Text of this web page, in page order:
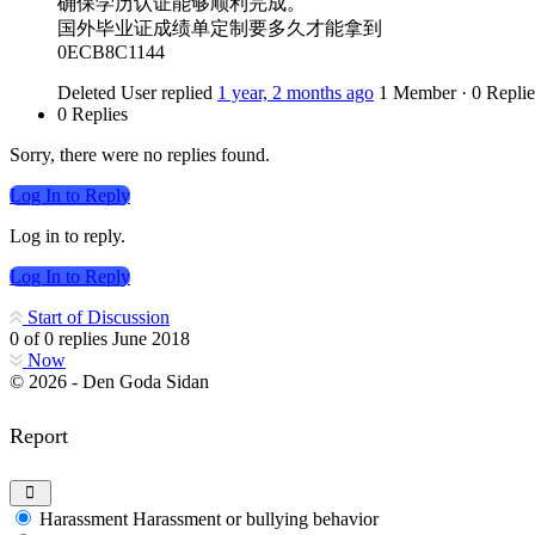
国外毕业证成绩单定制要多久才能拿到
0ECB8C1144
Deleted User replied 1 year, 2 months ago 1 Member · 0
0 Replies
Sorry, there were no replies found.
Log In to Reply
Log in to reply.
Log In to Reply
Start of Discussion
0 of0 replies June 2018
Now
© 2026 - Den Goda Sidan
Report
Harassment Harassment or bullying behavior